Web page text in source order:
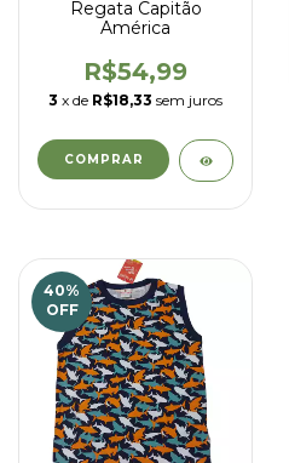
Regata Capitão
América
R$54,99
3 x de R$18,33 sem juros
COMPRAR
40%
OFF